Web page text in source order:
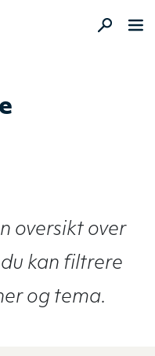
oversikt over
kan filtrere
og tema.